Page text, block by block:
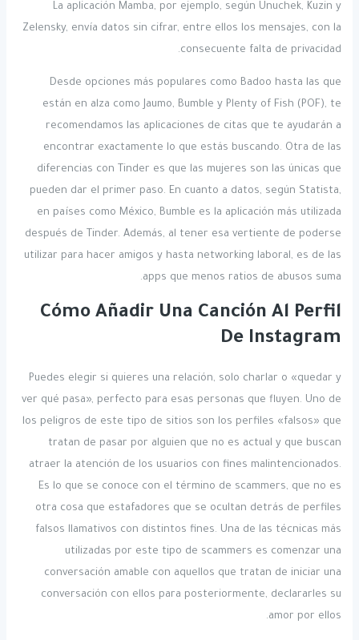
La aplicación Mamba, por ejemplo, según Unuchek, Kuzin y
Zelensky, envía datos sin cifrar, entre ellos los mensajes, con la
consecuente falta de privacidad.
Desde opciones más populares como Badoo hasta las que
están en alza como Jaumo, Bumble y Plenty of Fish (POF), te
recomendamos las aplicaciones de citas que te ayudarán a
encontrar exactamente lo que estás buscando. Otra de las
diferencias con Tinder es que las mujeres son las únicas que
pueden dar el primer paso. En cuanto a datos, según Statista,
en países como México, Bumble es la aplicación más utilizada
después de Tinder. Además, al tener esa vertiente de poderse
utilizar para hacer amigos y hasta networking laboral, es de las
apps que menos ratios de abusos suma.
Cómo Añadir Una Canción Al Perfil
De Instagram
Puedes elegir si quieres una relación, solo charlar o «quedar y
ver qué pasa», perfecto para esas personas que fluyen. Uno de
los peligros de este tipo de sitios son los perfiles «falsos» que
tratan de pasar por alguien que no es actual y que buscan
atraer la atención de los usuarios con fines malintencionados.
Es lo que se conoce con el término de scammers, que no es
otra cosa que estafadores que se ocultan detrás de perfiles
falsos llamativos con distintos fines. Una de las técnicas más
utilizadas por este tipo de scammers es comenzar una
conversación amable con aquellos que tratan de iniciar una
conversación con ellos para posteriormente, declararles su
amor por ellos.